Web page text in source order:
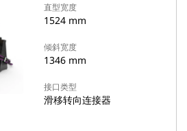
直型宽度
1524 mm
倾斜宽度
1346 mm
接口类型
滑移转向连接器